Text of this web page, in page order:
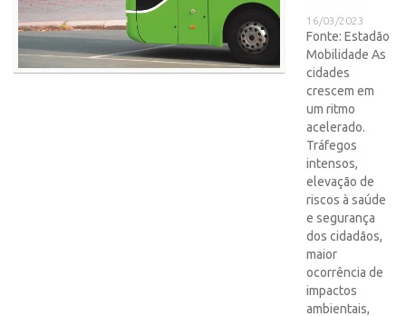
16/03/2023
Fonte: Estadão
Mobilidade As
cidades
crescem em
um ritmo
acelerado.
Tráfegos
intensos,
elevação de
riscos à saúde
e segurança
dos cidadãos,
maior
ocorrência de
impactos
ambientais,